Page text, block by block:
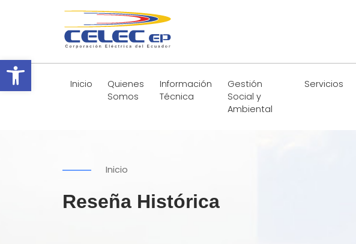
Abrir barra de herramientas
Inicio
Quienes
Somos
Información
Técnica
Gestión
Social y
Ambiental
Servicios
Inicio
Reseña Histórica